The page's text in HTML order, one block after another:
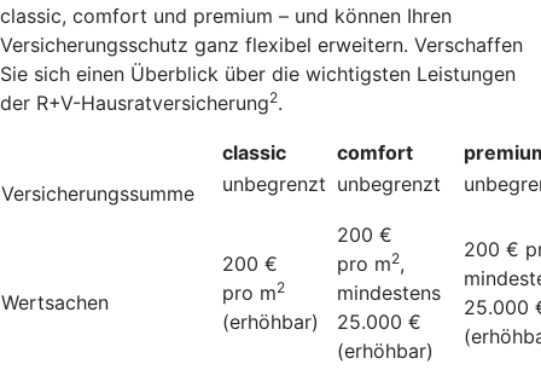
classic, comfort und premium – und können Ihren
Versicherungsschutz ganz flexibel erweitern. Verschaffen
Sie sich einen Überblick über die wichtigsten Leistungen
der R+V-Hausratversicherung2.
classic comfort
Versicherungssumme
unbegrenzt unbegrenzt
Wertsachen
200 €
pro m2
(erhöhbar)
200 €
pro m2,
mindestens
25.000 €
(erhöhbar)
200 €
25.000